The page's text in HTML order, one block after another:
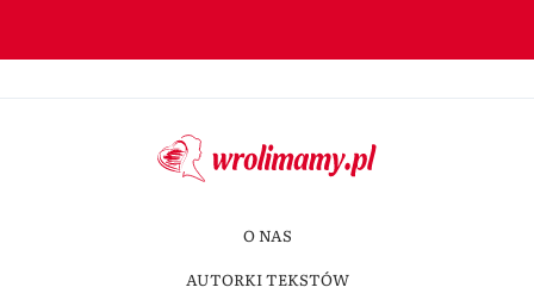
O NAS
AUTORKI TEKSTÓW